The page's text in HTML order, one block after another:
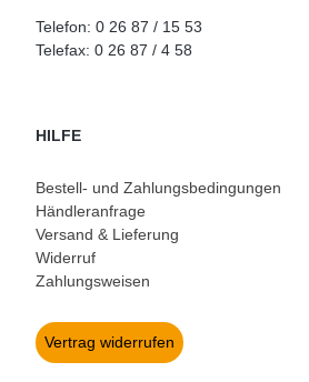
Telefon: 0 26 87 / 15 53
Telefax: 0 26 87 / 4 58
HILFE
Bestell- und Zahlungsbedingungen
Händleranfrage
Versand & Lieferung
Widerruf
Zahlungsweisen
Vertrag widerrufen